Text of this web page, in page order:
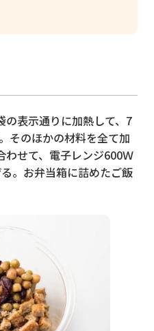
の表示通りに加熱して、7
そのほかの材料を全て加
わせて、電子レンジ600Ｗ
。お弁当箱に詰めたご飯